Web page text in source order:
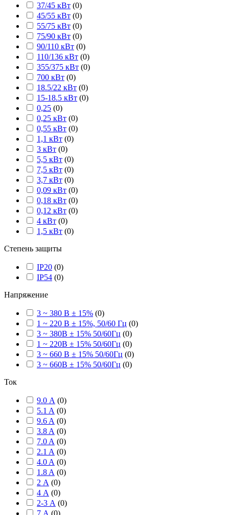
37/45 кВт (0)
45/55 кВт (0)
55/75 кВт (0)
75/90 кВт (0)
90/110 кВт (0)
110/136 кВт (0)
355/375 кВт (0)
700 кВт (0)
18.5/22 кВт (0)
15-18.5 кВт (0)
0,25 (0)
0,25 кВт (0)
0,55 кВт (0)
1,1 кВт (0)
3 кВт (0)
5,5 кВт (0)
7,5 кВт (0)
3,7 кВт (0)
0,09 кВт (0)
0,18 кВт (0)
0,12 кВт (0)
4 кВт (0)
1,5 кВт (0)
Степень защиты
IP20 (0)
IP54 (0)
Напряжение
3 ~ 380 В ± 15% (0)
1 ~ 220 В ± 15%, 50/60 Гц (0)
3 ~ 380В ± 15% 50/60Гц (0)
1 ~ 220В ± 15% 50/60Гц (0)
3 ~ 660 В ± 15% 50/60Гц (0)
3 ~ 660В ± 15% 50/60Гц (0)
Ток
9.0 А (0)
5.1 A (0)
9.6 A (0)
3.8 A (0)
7.0 A (0)
2.1 A (0)
4.0 A (0)
1.8 A (0)
2 А (0)
4 А (0)
2-3 А (0)
7 А (0)